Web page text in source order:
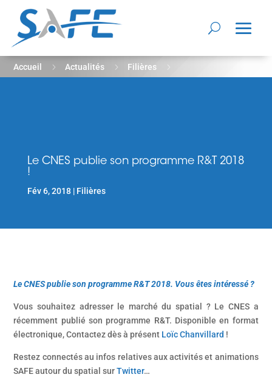
Accueil 5 Actualités 5 Filières
Le CNES publie son programme R&T 2018
!
Fév 6, 2018 Filières
Le CNES publie son programme R&T 2018. Vous êtes intéressé ?
Vous souhaitez adresser le marché du spatial ? Le CNES a
récemment publié son programme R&T. Disponible en format
électronique, Contactez dès à présent Loïc Chanvillard !
Restez connectés au infos relatives aux activités et animations
SAFE autour du spatial surTwitter…